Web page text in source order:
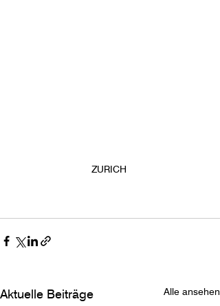
ZURICH
Aktuelle Beiträge Alle ansehen